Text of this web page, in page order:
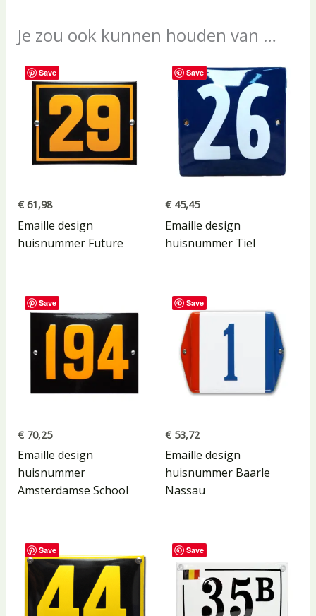
Je zou ook kunnen houden van …
Save
€61,98
Emaille design
huisnummer Future
Save
€ 45,45
Emaille design
huisnummer Tiel
Save
€70,25
Emaille design
huisnummer
Amsterdamse School
Save
€ 53,72
Emaille design
huisnummer Baarle
Nassau
Save Save